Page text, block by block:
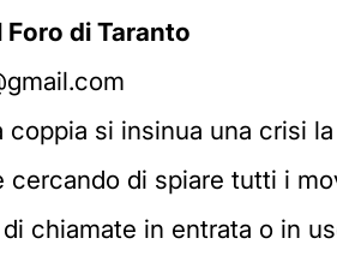
Foro di Taranto
coppia si insinua una crisi
di spiare tutti i
chiamate in entrata o in